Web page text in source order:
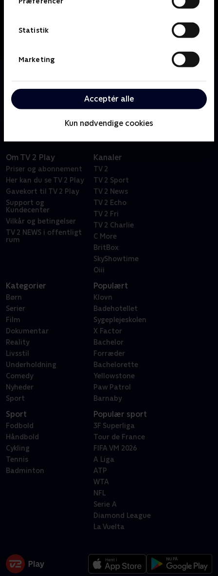
Statistik
Marketing
Acceptér alle
Kun nødvendige cookies
drømmer om at slå igennem i film- og tv-branchen.
Prisvindende komedieserie.
Om TV 2 Play
Priser og abonnement
Her kan du se TV 2 Play
Gavekort til TV 2 Play
Support og
Kundecenter
Vilkår og betingelser
TV 2 NEWS i offentligt
rum
Kanaler
TV 2
TV 2 Sport
TV 2 News
TV 2 Echo
TV 2 Fri
TV 2 Charlie
C More
BritBox
SkyShowtime
Oiii
Kategorier
Børn
Serier
Film
Dokumentar
Reality
Livsstil
Underholdning
Comedy
Nyheder
Sport
Populært
Klovn
Badehotellet
Sygeplejeskolen
X Factor
Bachelor
Forræder
Bachelorette
Yellowstone
Paw Patrol
Barnaby
Sport
Fodbold
Håndbold
Cykling
Tennis
Badminton
Populær sport
3F Superliga
Tour de France
FIFA VM 2026
A Liga
ATP
WTA
NFL
Serie A
Diamond League
La Vuelta